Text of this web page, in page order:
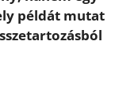
példát mutat